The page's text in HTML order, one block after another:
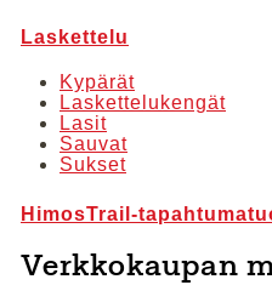
Laskettelu
Kypärät
Laskettelukengät
Lasit
Sauvat
Sukset
HimosTrail-
Verkkokaupan